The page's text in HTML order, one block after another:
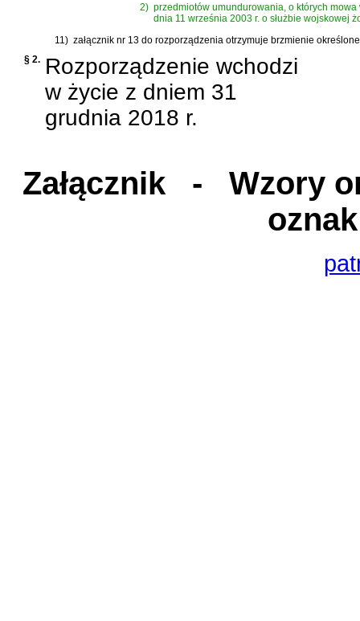
2) przedmiotów umundurowania, o których
dnia 11 września 2003 r. o służbie wojskowej
11) załącznik nr 13 do rozporządzenia otrzymuje brzmienie
§ 2. Rozporządzenie wchodzi
w życie z dniem 31
grudnia 2018 r.
Załącznik - Wzory